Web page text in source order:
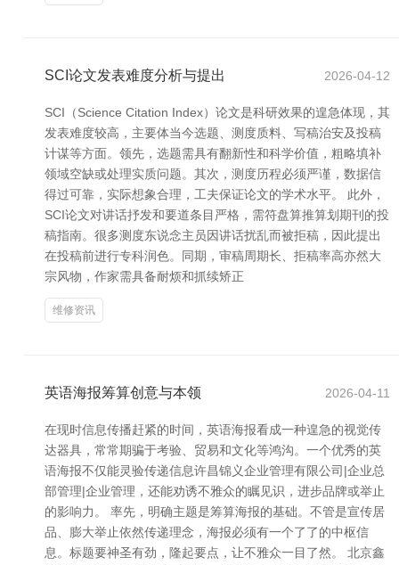
SCI论文发表难度分析与提出 2026-04-12
SCI（Science Citation Index）论文是科研效果的遑急体现，其
发表难度较高，主要体当今选题、测度质料、写稿治安及投稿
计谋等方面。领先，选题需具有翻新性和科学价值，粗略填补
领域空缺或处理实质问题。其次，测度历程必须严谨，数据信
得过可靠，实际想象合理，工夫保证论文的学术水平。 此外，
SCI论文对讲话抒发和要道条目严格，需符盘算推算划期刊的投
稿指南。很多测度东说念主员因讲话扰乱而被拒稿，因此提出
在投稿前进行专科润色。同期，审稿周期长、拒稿率高亦然大
宗风物，作家需具备耐烦和抓续矫正
维修资讯
英语海报筹算创意与本领 2026-04-11
在现时信息传播赶紧的时间，英语海报看成一种遑急的视觉传
达器具，常常期骗于考验、贸易和文化等鸿沟。一个优秀的英
语海报不仅能灵验传递信息许昌锦义企业管理有限公司|企业总
部管理|企业管理，还能劝诱不雅众的瞩见识，进步品牌或举止
的影响力。 率先，明确主题是筹算海报的基础。不管是宣传居
品、膨大举止依然传递理念，海报必须有一个了了的中枢信
息。标题要神圣有劲，隆起要点，让不雅众一目了然。 北京鑫